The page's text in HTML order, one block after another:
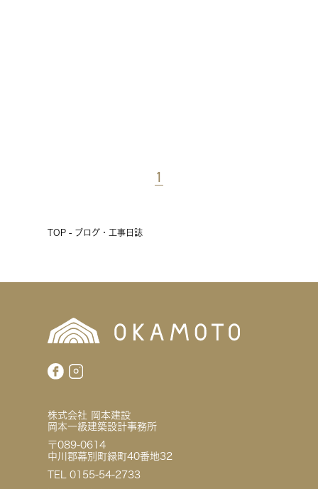
1
TOP - ブログ・工事日誌
株式会社 岡本建設
岡本一級建築設計事務所
〒089-0614
中川郡幕別町緑町40番地32
TEL 0155-54-2733